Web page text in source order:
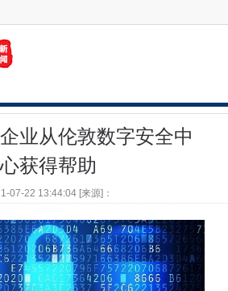
业从伦敦数字安全中
心获得帮助
07-22 13:44:04 [来源]：